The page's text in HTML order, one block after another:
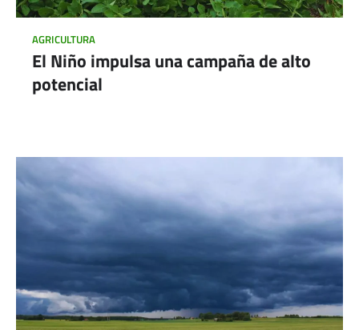
AGRICULTURA
El Niño impulsa una campaña de alto
potencial